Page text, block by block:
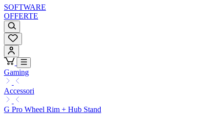
SOFTWARE
OFFERTE
Gaming
Accessori
G Pro Wheel Rim + Hub Stand